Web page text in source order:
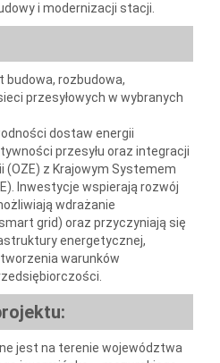
i modernizacji stacji.
budowa, rozbudowa,
przesyłowych w wybranych
dostaw energii
przesyłu oraz integracji
(OZE) z Krajowym Systemem
Inwestycje wspierają rozwój
wdrażanie
grid) oraz przyczyniają się
energetycznej,
warunków
jest na terenie województwa